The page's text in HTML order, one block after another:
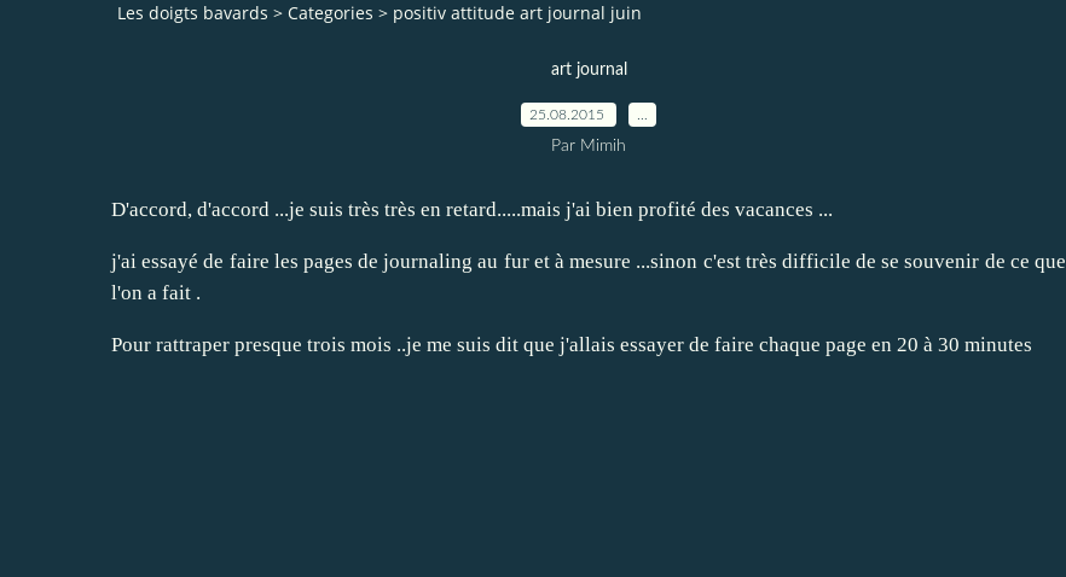
Les doigts bavards > Categories > positiv attitude art journal juin
art journal
25.08.2015
Par Mimih
D'accord, d'accord ...je suis très très en retard.....mais j'ai bien profité des vacances ...
j'ai essayé de faire les pages de journaling au fur et à mesure ...sinon c'est très difficile de se souvenir de ce que
l'on a fait .
Pour rattraper presque trois mois ..je me suis dit que j'allais essayer de faire chaque page en 20 à 30 minutes